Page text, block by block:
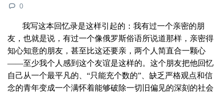
0
我写这本回忆录是这样引起的：我有过一个亲密的朋
友，也就是说，有过一个像俄罗斯俗语所说道那样，亲密得
知心知意的朋友，甚至比这还要亲，两个人简直合一颗心
——至少我个人感到这个友谊是这样的。这个朋友把他回忆
自己从一个最平凡的、“只能充个数的”、缺乏严格观点和信
念的青年变成一个满怀着能够破除一切旧偏见的深刻的社会